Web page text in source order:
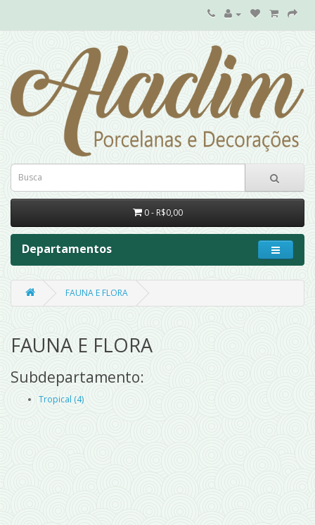
0 - R$0,00
Departamentos
FAUNA E FLORA
FAUNA E FLORA
Subdepartamento:
Tropical (4)